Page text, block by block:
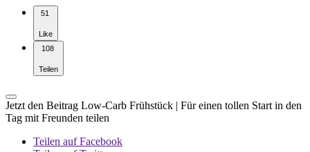
51
Like
108
Teilen
Jetzt den Beitrag Low-Carb Frühstück | Für einen tollen Start in den
Tag mit Freunden teilen
Teilen auf Facebook